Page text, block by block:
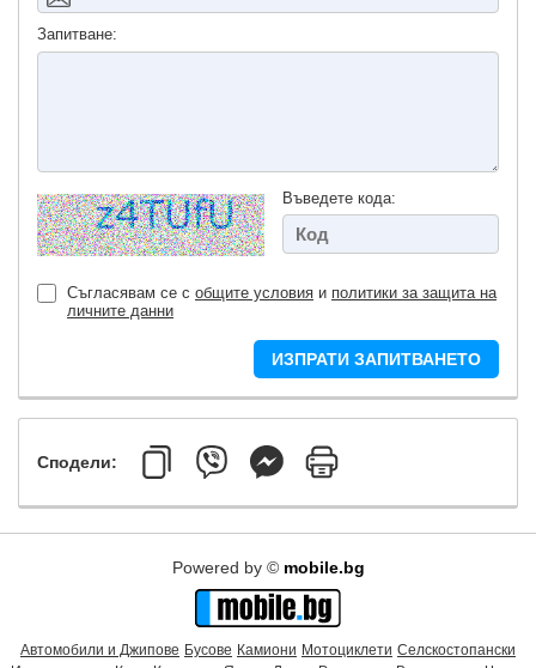
Запитване:
Въведете кода:
Съгласявам се с общите условия и политики за защита на
личните данни
ИЗПРАТИ ЗАПИТВАНЕТО
Сподели:
Powered by © mobile.bg
Автомобили и Джипове Бусове Камиони Мотоциклети Селскостопански